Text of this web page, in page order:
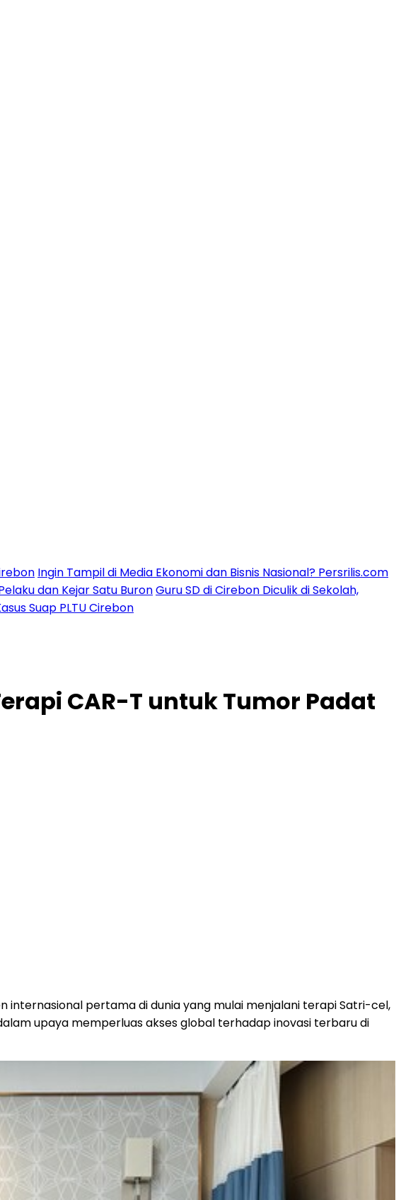
Ingin Tampil di Media Ekonomi dan Bisnis Nasional? Persrilis.com
dan Kejar Satu BuronGuru SD di Cirebon Diculik di Sekolah,
Suap PLTU Cirebon
CAR-T untuk Tumor Padat
pertama di dunia yang mulai menjalani terapi Satri-cel,
upaya memperluas akses global terhadap inovasi terbaru di